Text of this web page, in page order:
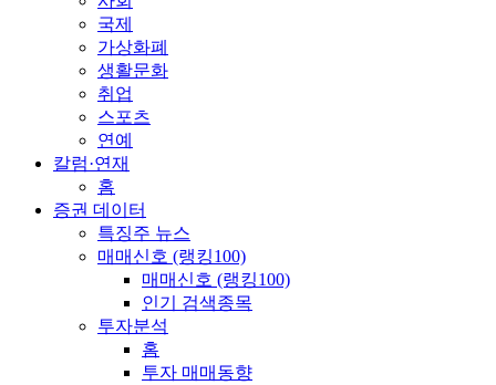
국제
가상화폐
생활문화
취업
스포츠
연예
칼럼·연재
홈
증권 데이터
특징주 뉴스
매매신호 (랭킹100)
매매신호 (랭킹100)
인기 검색종목
투자분석
홈
투자 매매동향